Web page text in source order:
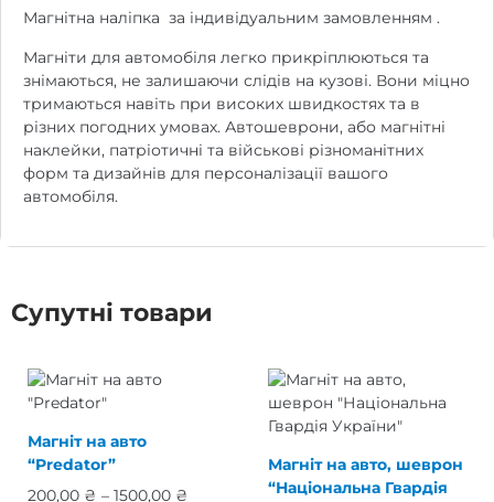
Магнітна наліпка за індивідуальним замовленням .
Магніти для автомобіля легко прикріплюються та
знімаються, не залишаючи слідів на кузові. Вони міцно
тримаються навіть при високих швидкостях та в
різних погодних умовах. Автошеврони, або магнітні
наклейки, патріотичні та військові різноманітних
форм та дизайнів для персоналізації вашого
автомобіля.
Супутні товари
Магніт на авто
“Predator”
200,00 ₴ – 1500,00 ₴
Магніт на авто, шеврон
“Національна Гвардія